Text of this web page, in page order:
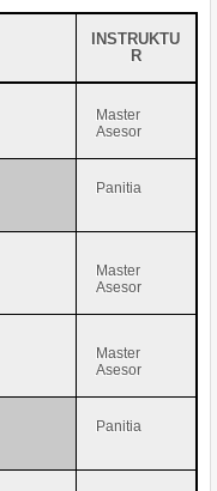
INSTRUKTU
R
Master
Asesor
Panitia
Master
Asesor
Master
Asesor
Panitia